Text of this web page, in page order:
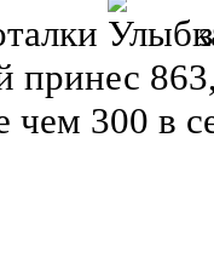
принес
чем 300 в